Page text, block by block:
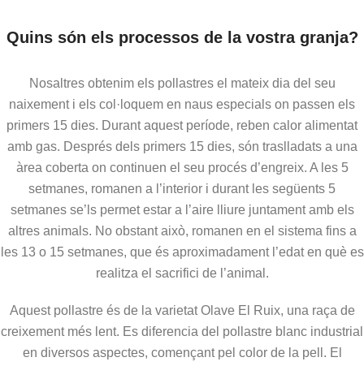
Quins són els processos de la vostra granja?
Nosaltres obtenim els pollastres el mateix dia del seu
naixement i els col·loquem en naus especials on passen els
primers 15 dies. Durant aquest període, reben calor alimentat
amb gas. Després dels primers 15 dies, són traslladats a una
àrea coberta on continuen el seu procés d’engreix. A les 5
setmanes, romanen a l’interior i durant les següents 5
setmanes se’ls permet estar a l’aire lliure juntament amb els
altres animals. No obstant això, romanen en el sistema fins a
les 13 o 15 setmanes, que és aproximadament l’edat en què es
realitza el sacrifici de l’animal.
Aquest pollastre és de la varietat Olave El Ruix, una raça de
creixement més lent. Es diferencia del pollastre blanc industrial
en diversos aspectes, començant pel color de la pell. El